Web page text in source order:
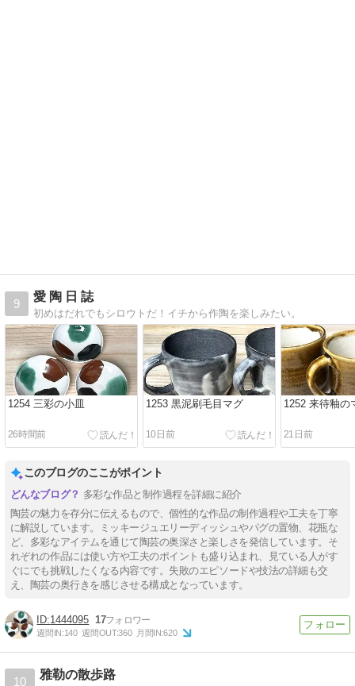
9
愛 陶 日 誌
初めはだれでもシロウトだ！イチから作陶を楽しみたい。
1254 三彩の小皿
26時間前
1253 黒泥刷毛目マグ
10日前
1252 来待釉の
21日前
このブログのここがポイント
多彩な作品と制作過程を詳細に紹介
陶芸の魅力を存分に伝えるもので、個性的な作品の制作過程や工夫を丁寧
に解説しています。ミッキージュエリーディッシュやパグの置物、花瓶な
ど、多彩なアイテムを通じて陶芸の奥深さと楽しさを発信しています。そ
れぞれの作品には使い方や工夫のポイントも盛り込まれ、見ている人がす
ぐにでも挑戦したくなる内容です。失敗のエピソードや技法の詳細も交
え、陶芸の奥行きを感じさせる構成となっています。
1444095 17
週間IN:140 週間OUT:360 月間IN:620
10
雅勒の散歩路